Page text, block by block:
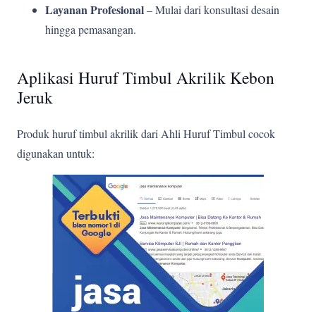
Layanan Profesional– Mulai dari konsultasi desain
hingga pemasangan.
Aplikasi Huruf Timbul Akrilik Kebon
Jeruk
Produk huruf timbul akrilik dari Ahli Huruf Timbul cocok
digunakan untuk: